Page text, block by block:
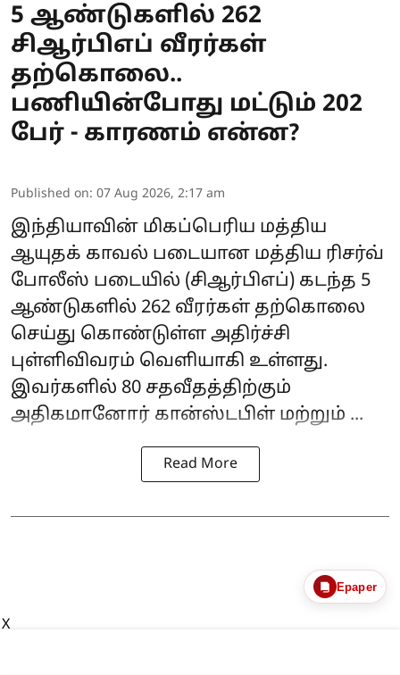
5 ஆண்டுகளில் 262
சிஆர்பிஎப் வீரர்கள்
தற்கொலை..
பணியின்போது மட்டும் 202
பேர் - காரணம் என்ன?
Published on: 07 Aug 2026, 2:17 am
இந்தியாவின் மிகப்பெரிய மத்திய
ஆயுதக் காவல் படையான மத்திய ரிசர்வ்
போலீஸ் படையில் (சிஆர்பிஎப்) கடந்த 5
ஆண்டுகளில் 262 வீரர்கள் தற்கொலை
செய்து கொண்டுள்ள அதிர்ச்சி
புள்ளிவிவரம் வெளியாகி உள்ளது.
இவர்களில் 80 சதவீதத்திற்கும்
அதிகமானோர் கான்ஸ்டபிள் மற்றும் ...
Read More
Epaper
X